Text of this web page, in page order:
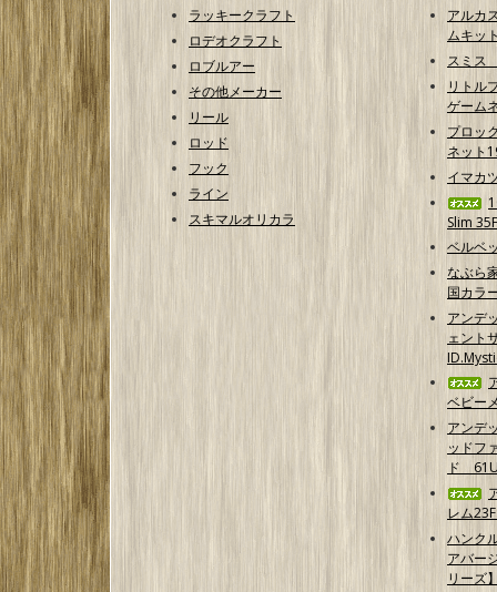
ラッキークラフト
ロデオクラフト
ロブルアー
その他メーカー
リール
ロッド
フック
ライン
スキマルオリカラ
アルカ
ムキッ
スミス
リトル
ゲーム
プロッ
ネット
イマカ
Slim
ベルベ
なぶら
国カラ
アンデ
ェント
ベビー
アンデ
ッドフ
ド
レム
ハンク
アバー
リーズ